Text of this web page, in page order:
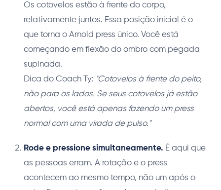
Os cotovelos estão à frente do corpo,
relativamente juntos. Essa posição inicial é o
que torna o Arnold press único. Você está
começando em flexão do ombro com pegada
supinada.
Dica do Coach Ty: "Cotovelos à frente do peito,
não para os lados. Se seus cotovelos já estão
abertos, você está apenas fazendo um press
normal com uma virada de pulso."
Rode e pressione simultaneamente. É aqui que
as pessoas erram. A rotação e o press
acontecem ao mesmo tempo, não um após o